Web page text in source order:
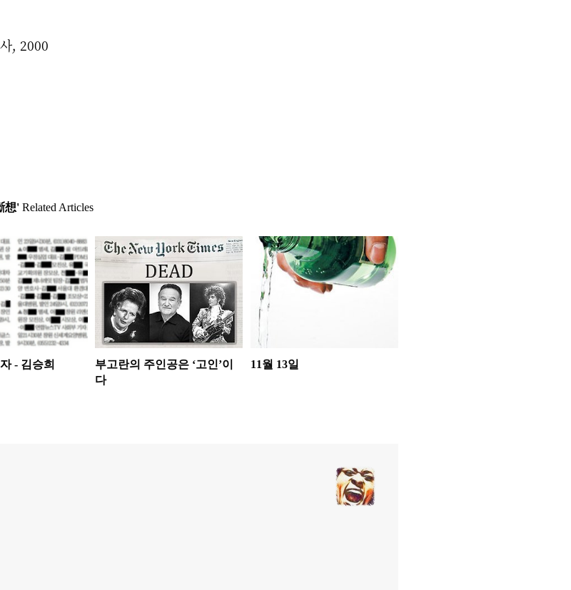
, 2000
想' Related Articles
- 김승희
부고란의 주인공은 ‘고인’이
다
11월 13일